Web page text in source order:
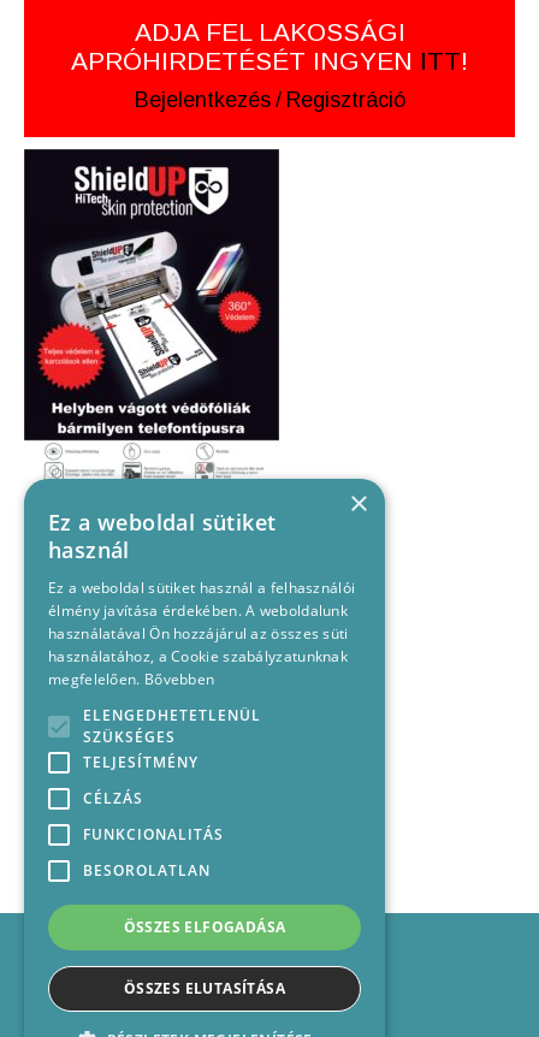
ADJA FEL LAKOSSÁGI
APRÓHIRDETÉSÉT INGYEN ITT!
Bejelentkezés / Regisztráció
Impresszum
Médiajánlat
Felhasználási feltételek
×
Ez a weboldal sütiket
használ
Ez a weboldal sütiket használ a felhasználói
élmény javítása érdekében. A weboldalunk
használatával Ön hozzájárul az összes süti
használatához, a Cookie szabályzatunknak
megfelelően. Bővebben
ELENGEDHETETLENÜL
SZÜKSÉGES
TELJESÍTMÉNY
CÉLZÁS
FUNKCIONALITÁS
BESOROLATLAN
ÖSSZES ELFOGADÁSA
ÖSSZES ELUTASÍTÁSA